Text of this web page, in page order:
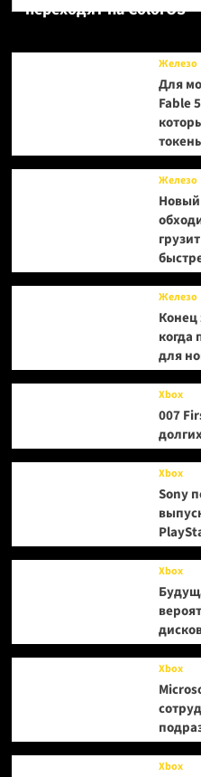
переходят на ColorOS
Железо
Для
Fable
Железо
Новый
Железо
Конец
когда
для
Xbox
007
Xbox
Sony
Xbox
Xbox
Xbox